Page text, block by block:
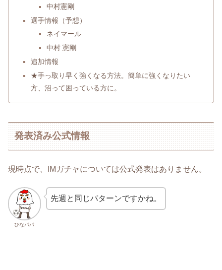
中村憲剛
選手情報（予想）
ネイマール
中村 憲剛
追加情報
★手っ取り早く強くなる方法。簡単に強くなりたい
方、沼って困っている方に。
発表済み公式情報
現時点で、IMガチャについては公式発表はありません。
ひなパパ
先週と同じパターンですかね。